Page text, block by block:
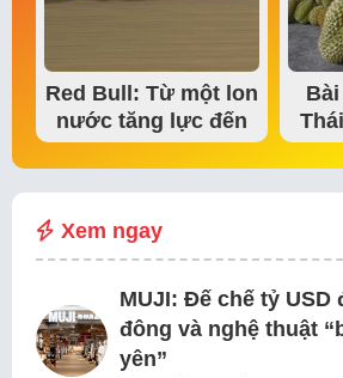
Red Bull: Từ một lon
nước tăng lực đến
đế chế thể…
tin
Xem ngay
MUJI: Đế chế tỷ
đông và nghệ thuật
yên”